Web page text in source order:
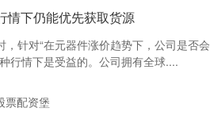
情下仍能优先获取货源
针对“在元器件涨价趋势下，公司是否会
行情下是受益的。公司拥有全球....
票配资堡